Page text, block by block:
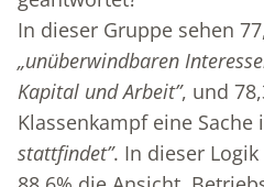
In dieser Gruppe sehen
„unüberwindbaren
Kapital und Arbeit”, und
Klassenkampf eine Sache
stattfindet”. In dieser